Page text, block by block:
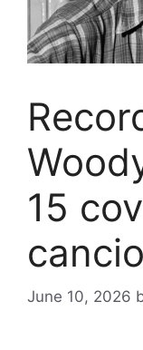
15
June 10, 2026